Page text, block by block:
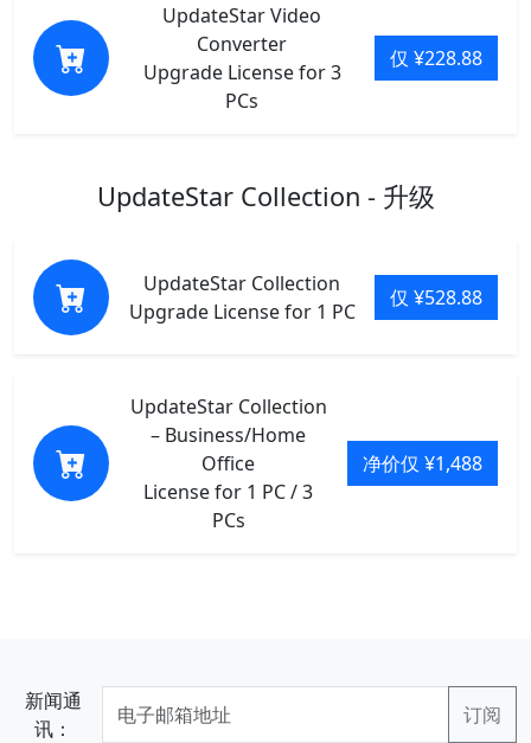
UpdateStar Video
Converter
Upgrade License for 3
PCs
仅 ¥228.88
UpdateStar Collection - 升级
UpdateStar Collection
Upgrade License for 1 PC
仅 ¥528.88
UpdateStar Collection
– Business/Home
Office
License for 1 PC / 3
PCs
净价仅 ¥1,488
新闻通
讯：